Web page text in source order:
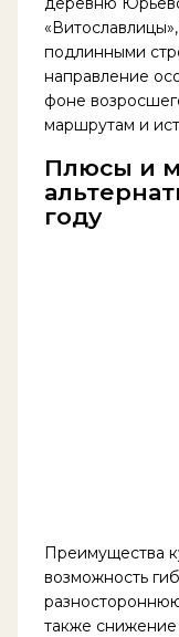
подлинными
направление
фоне
маршрутам и
Плюсы и
году
Преимущества
возможность
также снижение